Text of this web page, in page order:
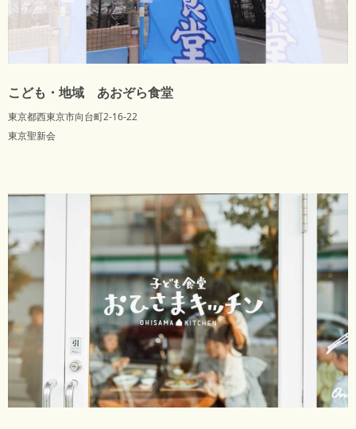
こども・地域 あおぞら食堂
東京都西東京市向台町2-16-22
東京聖新会